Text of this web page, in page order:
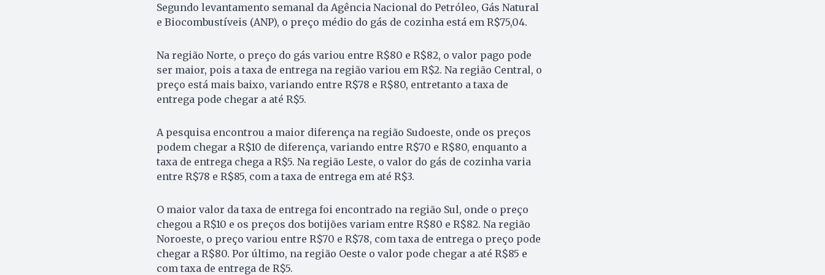
Segundo levantamento semanal da Agência Nacional do Petróleo, Gás Natural
e Biocombustíveis (ANP), o preço médio do gás de cozinha está em R$75,04.
Na região Norte, o preço do gás variou entre R$80 e R$82, o valor pago pode
ser maior, pois a taxa de entrega na região variou em R$2. Na região Central, o
preço está mais baixo, variando entre R$78 e R$80, entretanto a taxa de
entrega pode chegar a até R$5.
A pesquisa encontrou a maior diferença na região Sudoeste, onde os preços
podem chegar a R$10 de diferença, variando entre R$70 e R$80, enquanto a
taxa de entrega chega a R$5. Na região Leste, o valor do gás de cozinha varia
entre R$78 e R$85, com a taxa de entrega em até R$3.
O maior valor da taxa de entrega foi encontrado na região Sul, onde o preço
chegou a R$10 e os preços dos botijões variam entre R$80 e R$82. Na região
Noroeste, o preço variou entre R$70 e R$78, com taxa de entrega o preço pode
chegar a R$80. Por último, na região Oeste o valor pode chegar a até R$85 e
com taxa de entrega de R$5.